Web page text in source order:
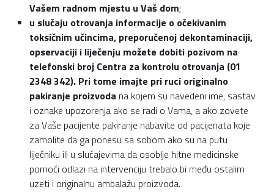
Vašem radnom mjestu u Vaš dom;
u slučaju otrovanja informacije o očekivanim
toksičnim učincima, preporučenoj dekontaminaciji,
opservaciji i liječenju možete dobiti pozivom na
telefonski broj Centra za kontrolu otrovanja (01
2348 342). Pri tome imajte pri ruci originalno
pakiranje proizvoda na kojem su navedeni ime, sastav
i oznake upozorenja ako se radi o Vama, a ako zovete
za Vaše pacijente pakiranje nabavite od pacijenata koje
zamolite da ga ponesu sa sobom ako su na putu
liječniku ili u slučajevima da osoblje hitne medicinske
pomoći odlazi na intervenciju trebalo bi među ostalim
uzeti i originalnu ambalažu proizvoda.